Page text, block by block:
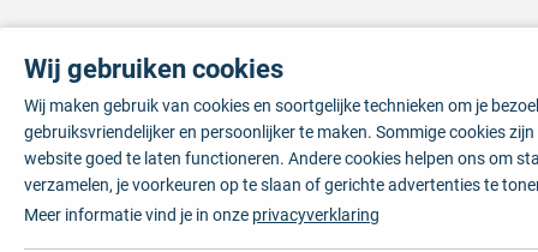
Wij gebruiken cookies
Wij maken gebruik van cookies en soortgelijke technieken om je
gebruiksvriendelijker en persoonlijker te maken. Sommige cookies
website goed te laten functioneren. Andere cookies helpen ons om
verzamelen, je voorkeuren op te slaan of gerichte advertenties te
Meer informatie vind je in onze privacyverklaring